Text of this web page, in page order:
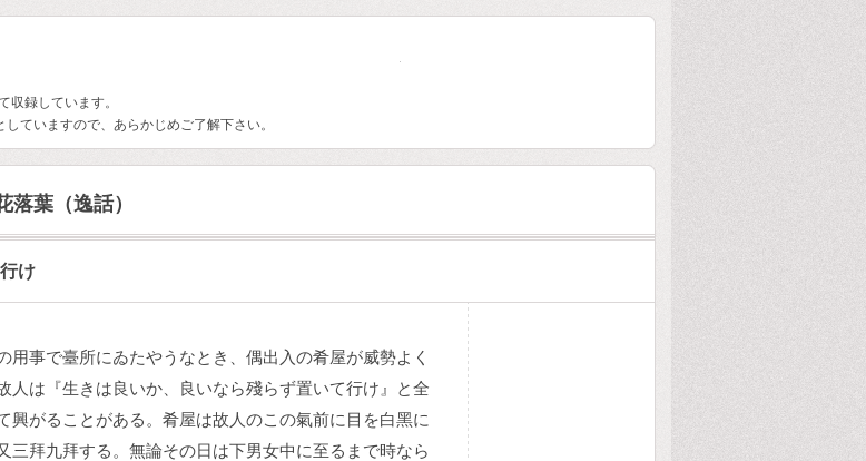
収録しています。
ていますので、あらかじめご了解下さい。
葉（逸話）
け
用事で臺所にゐたやうなとき、偶出入の肴屋が威勢よく
人は『生きは良いか、良いなら殘らず置いて行け』と全
興がることがある。肴屋は故人のこの氣前に目を白黑に
三拜九拜する。無論その日は下男女中に至るまで時なら